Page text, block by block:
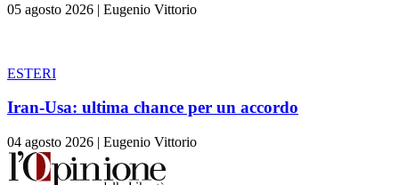
05 agosto 2026 | Eugenio Vittorio
ESTERI
Iran-Usa: ultima chance per un accordo
04 agosto 2026 | Eugenio Vittorio